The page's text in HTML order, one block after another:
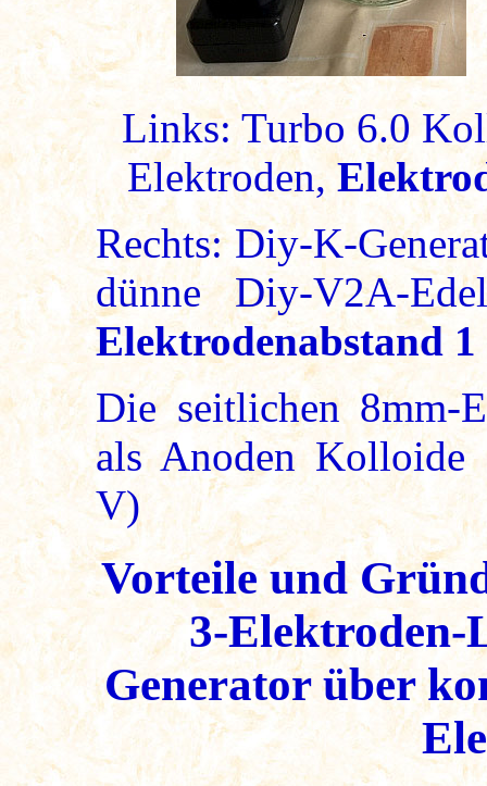
Links: Turbo 6.0
Elektroden,
Rechts: Diy-K-
dünne Diy-V2A-
Elektrodenabstand 1
Die seitlichen 8mm-
als Anoden Kolloide
V)
Vorteile und
3-Elektroden-
Generator über